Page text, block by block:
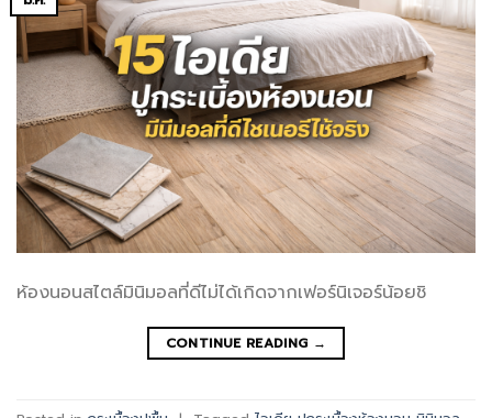
ห้องนอนสไตล์มินิมอลที่ดีไม่ได้เกิดจากเฟอร์นิเจอร์น้อยชิ
CONTINUE READING →